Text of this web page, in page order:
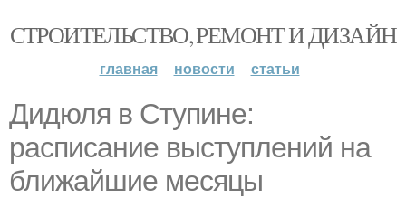
СТРОИТЕЛЬСТВО, РЕМОНТ И ДИЗАЙН
главная новости статьи
Дидюля в Ступине:
расписание выступлений на
ближайшие месяцы